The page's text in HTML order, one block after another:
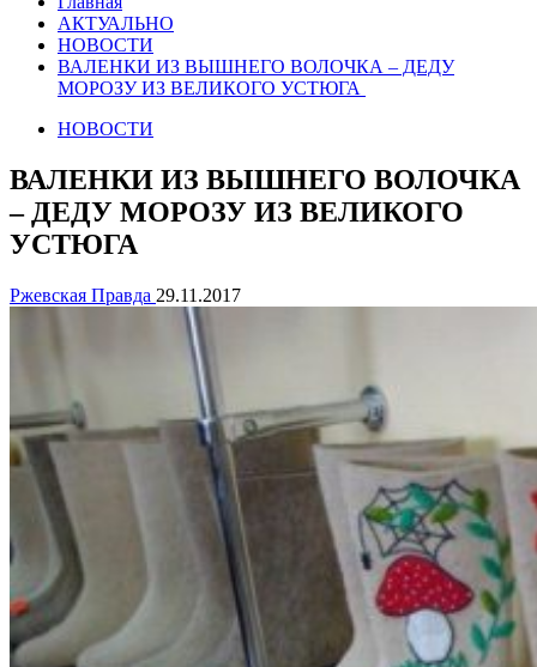
АКТУАЛЬНО
НОВОСТИ
ВАЛЕНКИ ИЗ ВЫШНЕГО ВОЛОЧКА – ДЕДУ
МОРОЗУ ИЗ ВЕЛИКОГО УСТЮГА
НОВОСТИ
ВАЛЕНКИ ИЗ ВЫШНЕГО ВОЛОЧКА
– ДЕДУ МОРОЗУ ИЗ ВЕЛИКОГО
УСТЮГА
Ржевская Правда 29.11.2017